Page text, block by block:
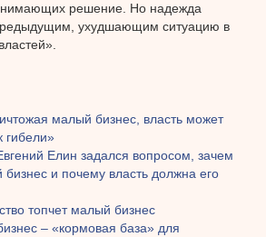
решение. Но надежда
ухудшающим ситуацию в
малый бизнес, власть может
гибели»
Елин задался вопросом, зачем
и почему власть должна его
топчет малый бизнес
– «кормовая база» для